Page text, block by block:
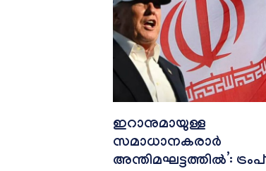
ഇറാനുമായുള്ള
സമാധാനകരാർ
അന്തിമഘട്ടത്തിൽ‌’: ട്രംപ്